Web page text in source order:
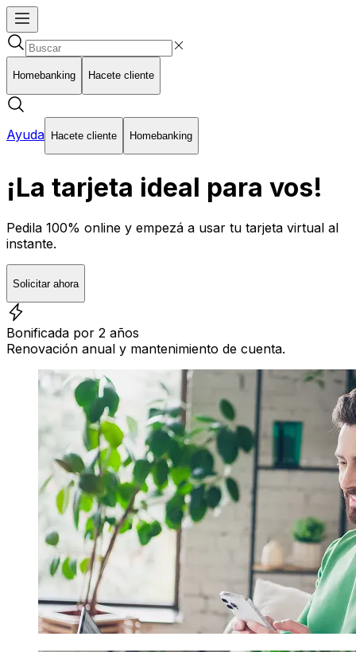
Homebanking Hacete cliente
Ayuda Hacete cliente Homebanking
¡La tarjeta ideal para vos!
Pedila 100% online y empezá a usar tu tarjeta virtual al
instante.
Solicitar ahora
Bonificada por 2 años
Renovación anual y mantenimiento de cuenta.